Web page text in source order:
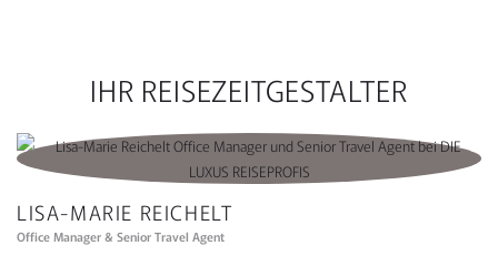
IHR REISEZEITGESTALTER
LISA-MARIE REICHELT
Office Manager & Senior Travel Agent